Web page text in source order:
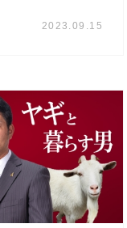
2023.09.15